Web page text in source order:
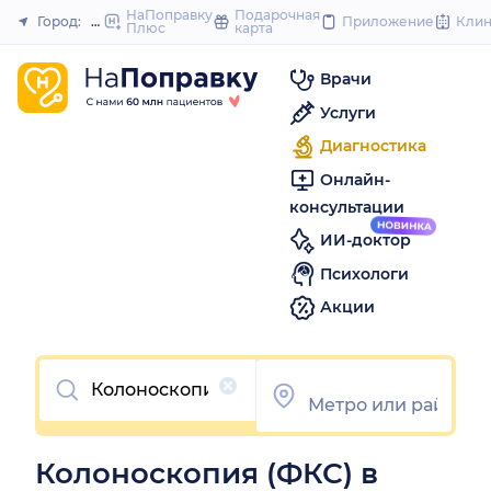
to
Закрыть
Город: Нижний Новгород
НаПоправку
Плюс
Подарочная
карта
Приложение
Врачи
Услуги
Диагностика
Онлайн-
консультации
ИИ-доктор
Психологи
Акции
Очистить
Колоноскопия (ФКС) в